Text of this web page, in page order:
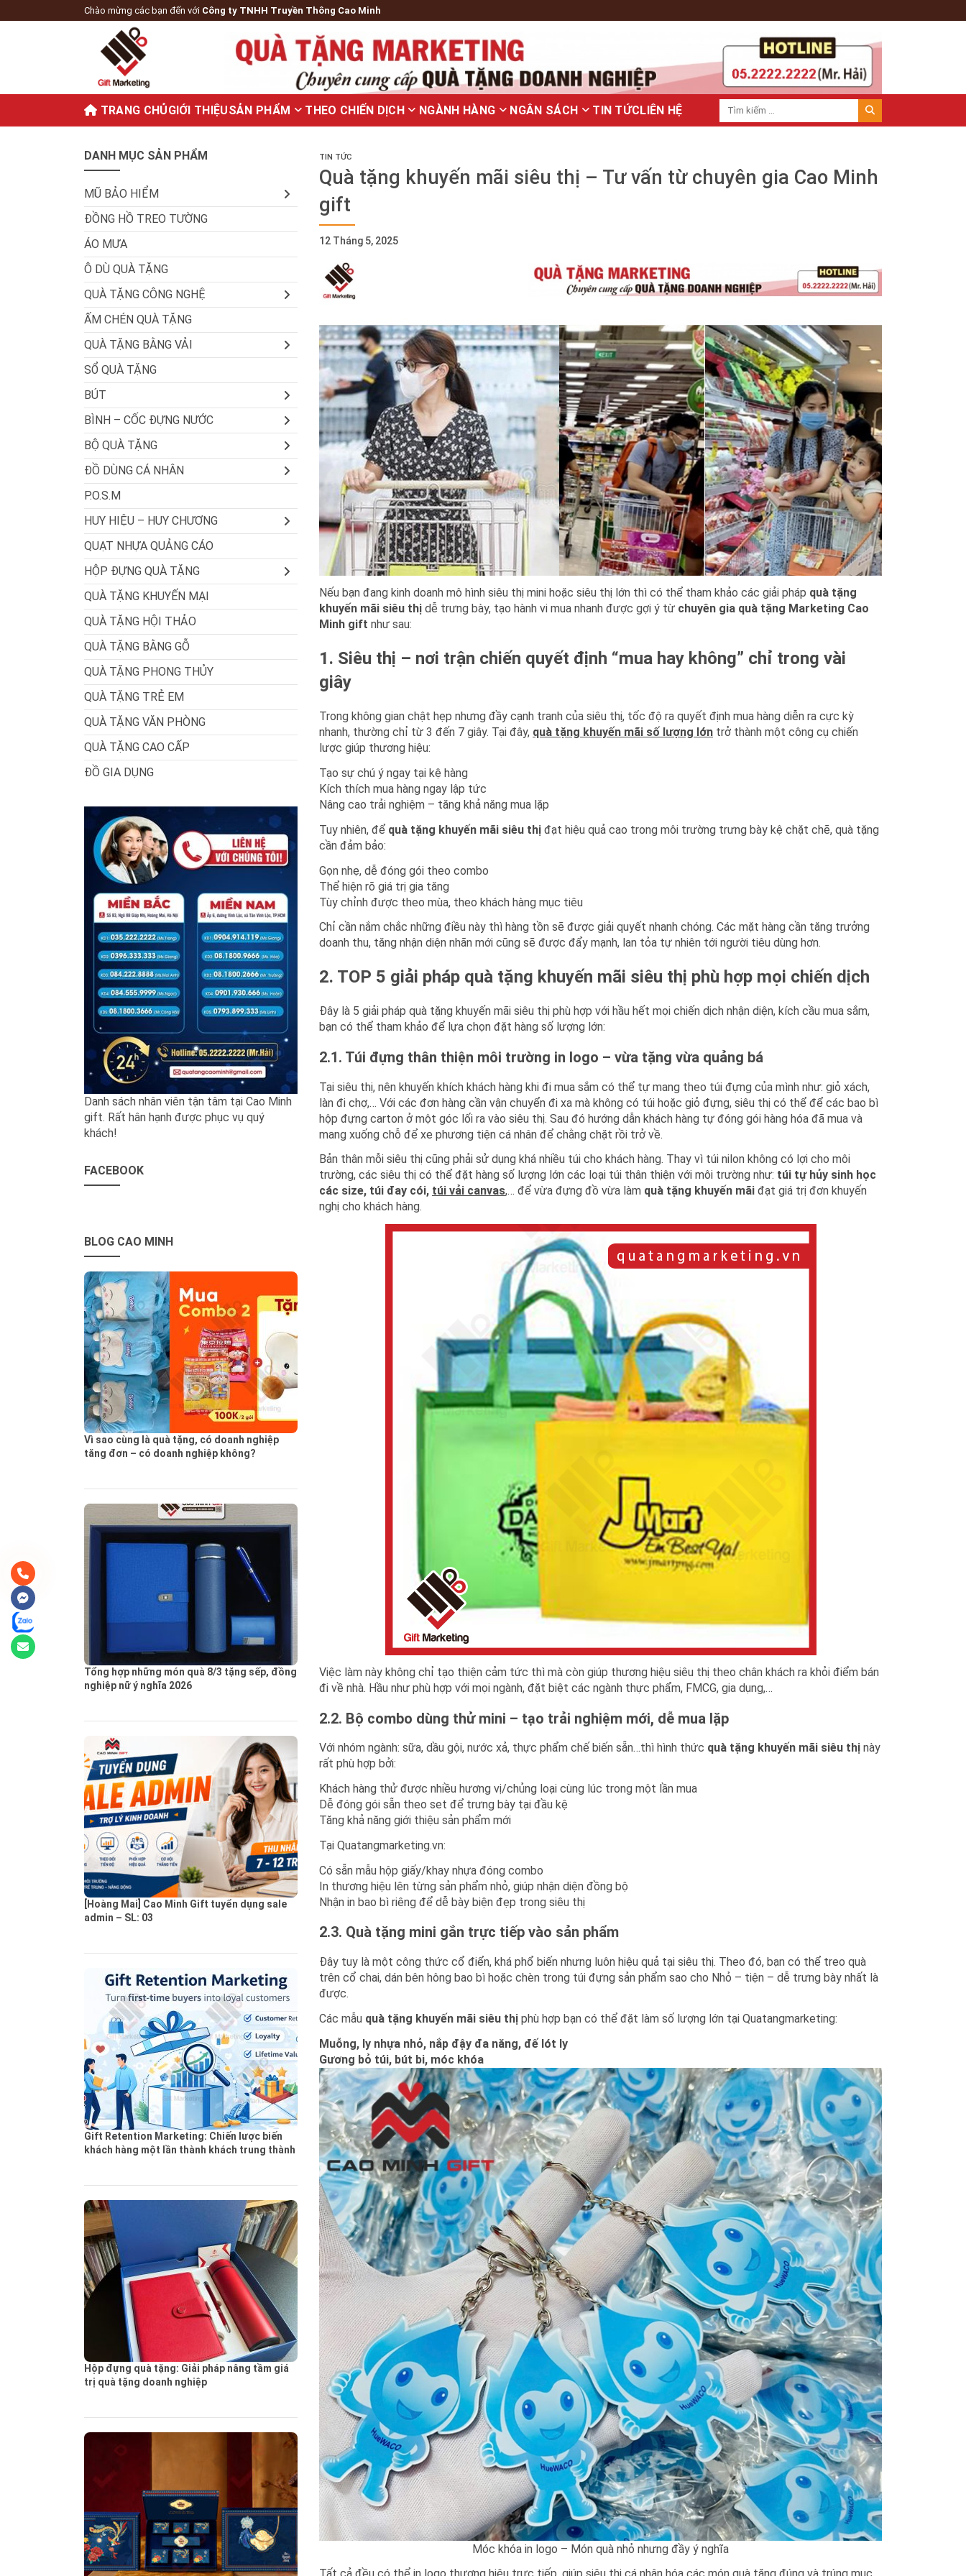
Chào mừng các bạn đến với Công ty TNHH Truyền Thông Cao Minh
TRANG CHỦGIỚI THIỆUSẢN PHẨM THEO CHIẾN DỊCH NGÀNH HÀNG NGÂN SÁCH TIN TỨCLIÊN HỆ
TIN TỨC
Quà tặng khuyến mãi siêu thị – Tư vấn từ chuyên gia Cao Minh
gift
12 Tháng 5, 2025
Nếu bạn đang kinh doanh mô hình siêu thị mini hoặc siêu thị lớn thì có thể tham khảo các giải pháp quà tặng
khuyến mãi siêu thị dễ trưng bày, tạo hành vi mua nhanh được gợi ý từ chuyên gia quà tặng Marketing Cao
Minh gift như sau:
1. Siêu thị – nơi trận chiến quyết định “mua hay không” chỉ trong vài
giây
Trong không gian chật hẹp nhưng đầy cạnh tranh của siêu thị, tốc độ ra quyết định mua hàng diễn ra cực kỳ
nhanh, thường chỉ từ 3 đến 7 giây. Tại đây, quà tặng khuyến mãi số lượng lớn trở thành một công cụ chiến
lược giúp thương hiệu:
Tạo sự chú ý ngay tại kệ hàng
Kích thích mua hàng ngay lập tức
Nâng cao trải nghiệm – tăng khả năng mua lặp
Tuy nhiên, để quà tặng khuyến mãi siêu thị đạt hiệu quả cao trong môi trường trưng bày kệ chặt chẽ, quà tặng
cần đảm bảo:
Gọn nhẹ, dễ đóng gói theo combo
Thể hiện rõ giá trị gia tăng
Tùy chỉnh được theo mùa, theo khách hàng mục tiêu
Chỉ cần nắm chắc những điều này thì hàng tồn sẽ được giải quyết nhanh chóng. Các mặt hàng cần tăng trưởng
doanh thu, tăng nhận diện nhãn mới cũng sẽ được đẩy mạnh, lan tỏa tự nhiên tới người tiêu dùng hơn.
2. TOP 5 giải pháp quà tặng khuyến mãi siêu thị phù hợp mọi chiến dịch
Đây là 5 giải pháp quà tặng khuyến mãi siêu thị phù hợp với hầu hết mọi chiến dịch nhận diện, kích cầu mua sắm,
bạn có thể tham khảo để lựa chọn đặt hàng số lượng lớn:
2.1. Túi đựng thân thiện môi trường in logo – vừa tặng vừa quảng bá
Tại siêu thị, nên khuyến khích khách hàng khi đi mua sắm có thể tự mang theo túi đựng của mình như: giỏ xách,
làn đi chợ,… Với các đơn hàng cần vận chuyển đi xa mà không có túi hoặc giỏ đựng, siêu thị có thể để các bao bì
hộp đựng carton ở một góc lối ra vào siêu thị. Sau đó hướng dẫn khách hàng tự đóng gói hàng hóa đã mua và
mang xuống chỗ để xe phương tiện cá nhân để chằng chặt rồi trở về.
Bản thân mỗi siêu thị cũng phải sử dụng khá nhiều túi cho khách hàng. Thay vì túi nilon không có lợi cho môi
trường, các siêu thị có thể đặt hàng số lượng lớn các loại túi thân thiện với môi trường như: túi tự hủy sinh học
các size, túi đay cói, túi vải canvas,… để vừa đựng đồ vừa làm quà tặng khuyến mãi đạt giá trị đơn khuyến
nghị cho khách hàng.
Việc làm này không chỉ tạo thiện cảm tức thì mà còn giúp thương hiệu siêu thị theo chân khách ra khỏi điểm bán
đi về nhà. Hầu như phù hợp với mọi ngành, đặt biệt các ngành thực phẩm, FMCG, gia dụng,…
2.2. Bộ combo dùng thử mini – tạo trải nghiệm mới, dễ mua lặp
Với nhóm ngành: sữa, dầu gội, nước xả, thực phẩm chế biến sẵn…thì hình thức quà tặng khuyến mãi siêu thị này
rất phù hợp bởi:
Khách hàng thử được nhiều hương vị/chủng loại cùng lúc trong một lần mua
Dễ đóng gói sẵn theo set để trưng bày tại đầu kệ
Tăng khả năng giới thiệu sản phẩm mới
Tại Quatangmarketing.vn:
Có sẵn mẫu hộp giấy/khay nhựa đóng combo
In thương hiệu lên từng sản phẩm nhỏ, giúp nhận diện đồng bộ
Nhận in bao bì riêng để dễ bày biện đẹp trong siêu thị
2.3. Quà tặng mini gắn trực tiếp vào sản phẩm
Đây tuy là một công thức cổ điển, khá phổ biến nhưng luôn hiệu quả tại siêu thị. Theo đó, bạn có thể treo quà
trên cổ chai, dán bên hông bao bì hoặc chèn trong túi đựng sản phẩm sao cho Nhỏ – tiện – dễ trưng bày nhất là
được.
Các mẫu quà tặng khuyến mãi siêu thị phù hợp bạn có thể đặt làm số lượng lớn tại Quatangmarketing:
Muỗng, ly nhựa nhỏ, nắp đậy đa năng, đế lót ly
Gương bỏ túi, bút bi, móc khóa
Móc khóa in logo – Món quà nhỏ nhưng đầy ý nghĩa
DANH MỤC SẢN PHẨM
MŨ BẢO HIỂM
ĐỒNG HỒ TREO TƯỜNG
ÁO MƯA
Ô DÙ QUÀ TẶNG
QUÀ TẶNG CÔNG NGHỆ
ẤM CHÉN QUÀ TẶNG
QUÀ TẶNG BẰNG VẢI
SỔ QUÀ TẶNG
BÚT
BÌNH – CỐC ĐỰNG NƯỚC
BỘ QUÀ TẶNG
ĐỒ DÙNG CÁ NHÂN
P.O.S.M
HUY HIỆU – HUY CHƯƠNG
QUẠT NHỰA QUẢNG CÁO
HỘP ĐỰNG QUÀ TẶNG
QUÀ TẶNG KHUYẾN MẠI
QUÀ TẶNG HỘI THẢO
QUÀ TẶNG BẰNG GỖ
QUÀ TẶNG PHONG THỦY
QUÀ TẶNG TRẺ EM
QUÀ TẶNG VĂN PHÒNG
QUÀ TẶNG CAO CẤP
ĐỒ GIA DỤNG
Danh sách nhân viên tận tâm tại Cao Minh
gift. Rất hân hạnh được phục vụ quý
khách!
FACEBOOK
BLOG CAO MINH
Vì sao cùng là quà tặng, có doanh nghiệp
tăng đơn – có doanh nghiệp không?
Tổng hợp những món quà 8/3 tặng sếp, đồng
nghiệp nữ ý nghĩa 2026
[Hoàng Mai] Cao Minh Gift tuyển dụng sale
admin – SL: 03
Gift Retention Marketing: Chiến lược biến
khách hàng một lần thành khách trung thành
Hộp đựng quà tặng: Giải pháp nâng tầm giá
trị quà tặng doanh nghiệp